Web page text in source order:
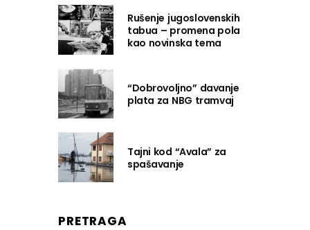
Rušenje jugoslovenskih
tabua – promena pola
kao novinska tema
“Dobrovoljno” davanje
plata za NBG tramvaj
Tajni kod “Avala” za
spašavanje
PRETRAGA